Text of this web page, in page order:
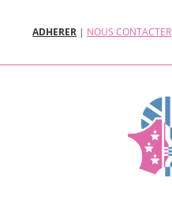
ADHERER | NOUS CONTACTER